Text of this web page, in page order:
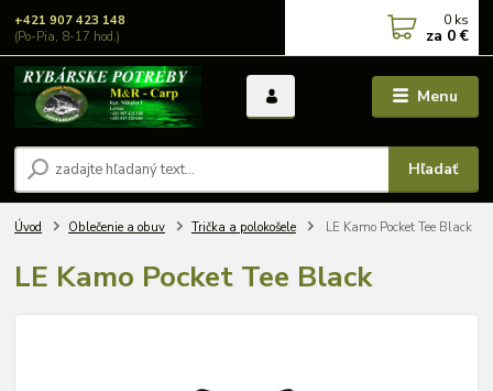
Menu
Hľadať
+421 907 423 148
(Po-Pia, 8-17 hod.)
0 ks
za 0 €
Úvod Oblečenie a obuv Trička a polokošele LE Kamo Pocket Tee Black
LE Kamo Pocket Tee Black